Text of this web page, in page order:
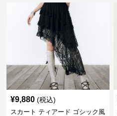
¥9,880 (税込)
スカート ティアード ゴシック風